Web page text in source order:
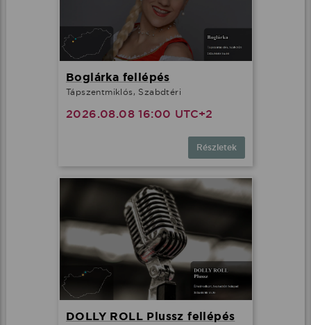
Boglárka fellépés
Tápszentmiklós, Szabdtéri
2026.08.08 16:00 UTC+2
Részletek
DOLLY ROLL Plussz fellépés